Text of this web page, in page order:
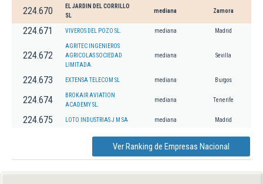
224.670
EL JARDIN DEL CORRILLO
SL
mediana Zamora
224.671 VIVEROS DEL POZO SL. mediana Madrid
224.672
AGRITEC INGENIEROS
AGRICOLAS SOCIEDAD
LIMITADA.
mediana Sevilla
224.673 EXTENSA TELECOM SL mediana Burgos
224.674
BROKAIR AVIATION
ACADEMY SL.
mediana Tenerife
224.675 LOTO INDUSTRIAS J M SA mediana Madrid
Ver Ranking de Empresas Nacional